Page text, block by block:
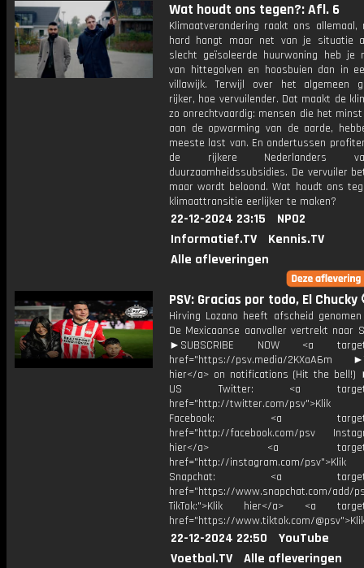
Wat houdt ons tegen?: Afl. 6
Klimaatverandering raakt ons allemaal,
hard hangt maar net van je situatie
slecht geïsoleerde huurwoning heb je
van hittegolven en hoosbuien dan in
villawijk. Terwijl over het algemeen
rijker, hoe vervuilender. Dat maakt de
zo onrechtvaardig: mensen die het
aan de opwarming van de aarde,
meeste last van. En ondertussen
de rijkere Nederlanders
duurzaamheidssubsidies. De vervuiler
maar wordt beloond. Wat houdt ons
klimaattransitie eerlijker te maken?
22-12-2024 23:15
NPO2
Informatief.TV
Kennis.TV
Alle afleveringen
PSV: Gracias por todo, El Chucky
Hirving Lozano heeft afscheid genomen
De Mexicaanse aanvaller vertrekt naar
►SUBSCRIBE NOW <a
href="https://psv.media/2KXaA6m
hier</a> on notifications (Hit the bell!)
US Twitter: <a
href="http://twitter.com/psv">Klik
Facebook: <a
href="http://facebook.com/psv
hier</a> <a
href="http://instagram.com/
Snapchat: <a
href="https://www.snapchat.com/add/
TikTok:">Klik hier</a> <a
href="https://www.tiktok.com/
22-12-2024 22:50
YouTube
Voetbal.TV
Alle afleveringen